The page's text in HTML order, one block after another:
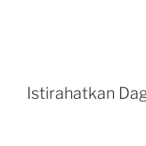
Istirahatkan